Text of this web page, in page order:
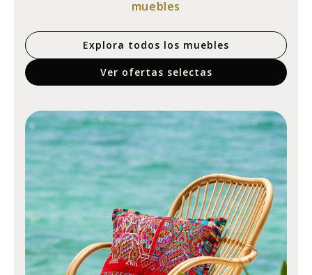
muebles
Explora todos los muebles
Ver ofertas selectas